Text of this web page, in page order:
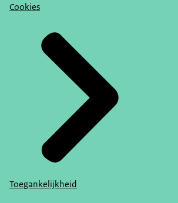
Cookies
Toegankelijkheid